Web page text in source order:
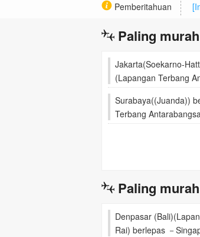
Pemberitahuan
Paling
Jakarta(Soekarno-
(Lapangan Terbang
Surabaya((Juanda))
Terbang
Paling
Denpasar
Rai) berlepas －